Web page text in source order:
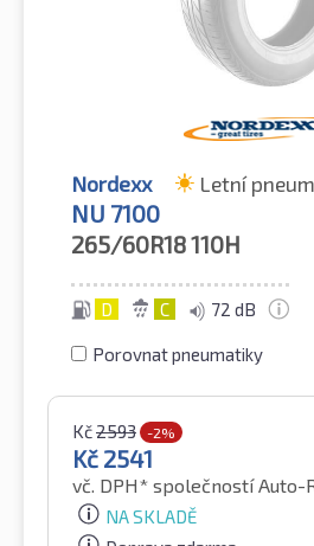
Nordexx Letní
NU 7100
265/60R18110H
D C 72 dB
Porovnat pneumatiky
Kč2593 -2%
Kč 2541
vč. DPH* společností Auto-
NA SKLADĚ